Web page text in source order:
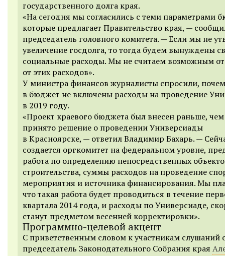
государственного долга края.
«На сегодня мы согласились с теми параметрами
которые предлагает Правительство края, —
председатель головного комитета. — Если мы не
увеличение госдолга, то тогда будем вынуждены
социальные расходы. Мы не считаем возможным
от этих расходов».
У министра финансов журналисты спросили,
в бюджет не включены расходы на проведение
в 2019 году.
«Проект краевого бюджета был внесен раньше,
принято решение о проведении Универсиады
в Красноярске, — ответил Владимир Бахарь. —
создается оргкомитет на федеральном уровне,
работа по определению непосредственных
строительства, суммы расходов на проведение
мероприятия и источника финансирования. Мы
что такая работа будет проводиться в течение
квартала 2014 года, и расходы по Универсиаде,
станут предметом весенней корректировки».
Программно-целевой акцент
С приветственным словом к участникам слушаний
председатель Законодательного Собрания края